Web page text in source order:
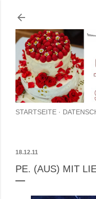
STARTSEITE
18.12.11
PE. (AUS) MIT